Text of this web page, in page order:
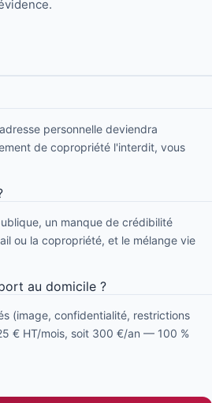
personnelle deviendra
de copropriété l'interdit, vous
un manque de crédibilité
ou la copropriété, et le mélange vie
au domicile ?
(image, confidentialité, restrictions
€ HT/mois, soit 300 €/an — 100 %